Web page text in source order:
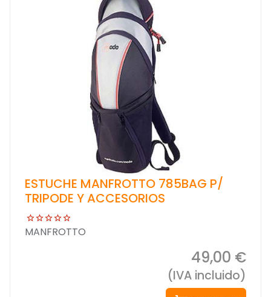
ESTUCHE MANFROTTO 785BAG P/
TRIPODE Y ACCESORIOS
MANFROTTO
49,00 €
(IVA incluido)